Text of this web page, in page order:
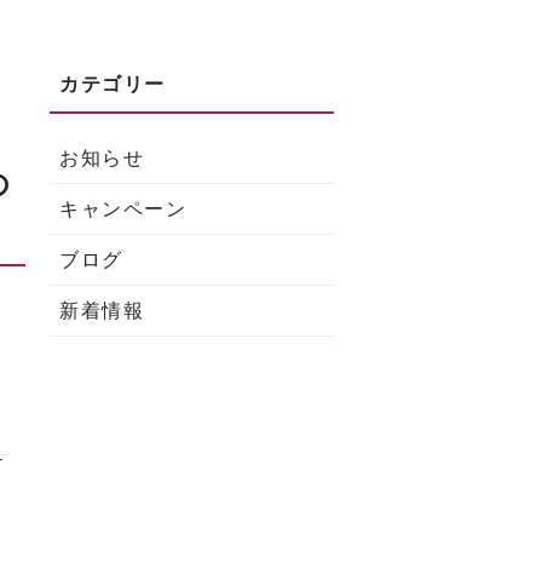
お知らせ
キャンペーン
ブログ
新着情報